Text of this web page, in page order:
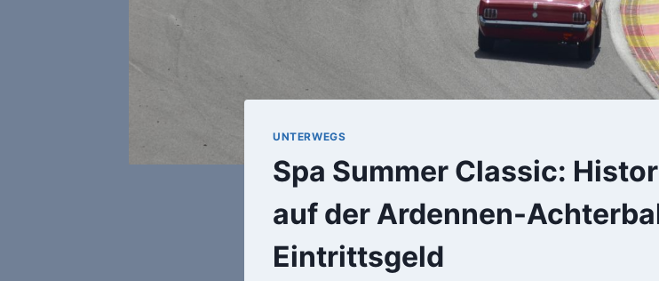
UNTERWEGS
Spa Summer Classic:
auf der Ardennen-
Eintrittsgeld